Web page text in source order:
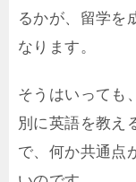
るかが、留学を
なります。
そうはいっても
別に英語を教え
で、何か共通点